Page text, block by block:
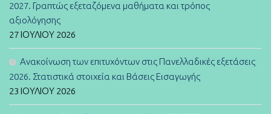
2027. Γραπτώς εξεταζόμενα μαθήματα και τρόπος
αξιολόγησης
27 ΙΟΥΛΊΟΥ 2026
Ανακοίνωση των επιτυχόντων στις Πανελλαδικές εξετάσεις
2026. Στατιστικά στοιχεία και Βάσεις Εισαγωγής
23 ΙΟΥΛΊΟΥ 2026